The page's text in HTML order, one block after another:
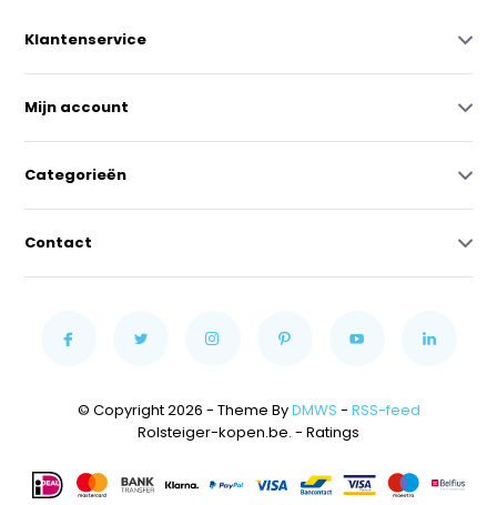
Klantenservice
Mijn account
Categorieën
Contact
© Copyright 2026 - Theme ByDMWS - RSS-feed
Rolsteiger-kopen.be. - Ratings